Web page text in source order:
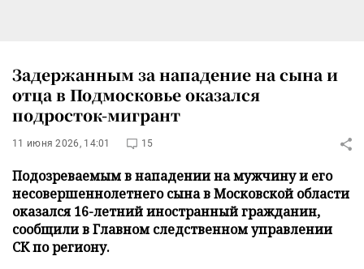
Задержанным за нападение на сына и
отца в Подмосковье оказался
подросток-мигрант
11 июня 2026, 14:01 15
Подозреваемым в нападении на мужчину и его
несовершеннолетнего сына в Московской области
оказался 16-летний иностранный гражданин,
сообщили в Главном следственном управлении
СК по региону.